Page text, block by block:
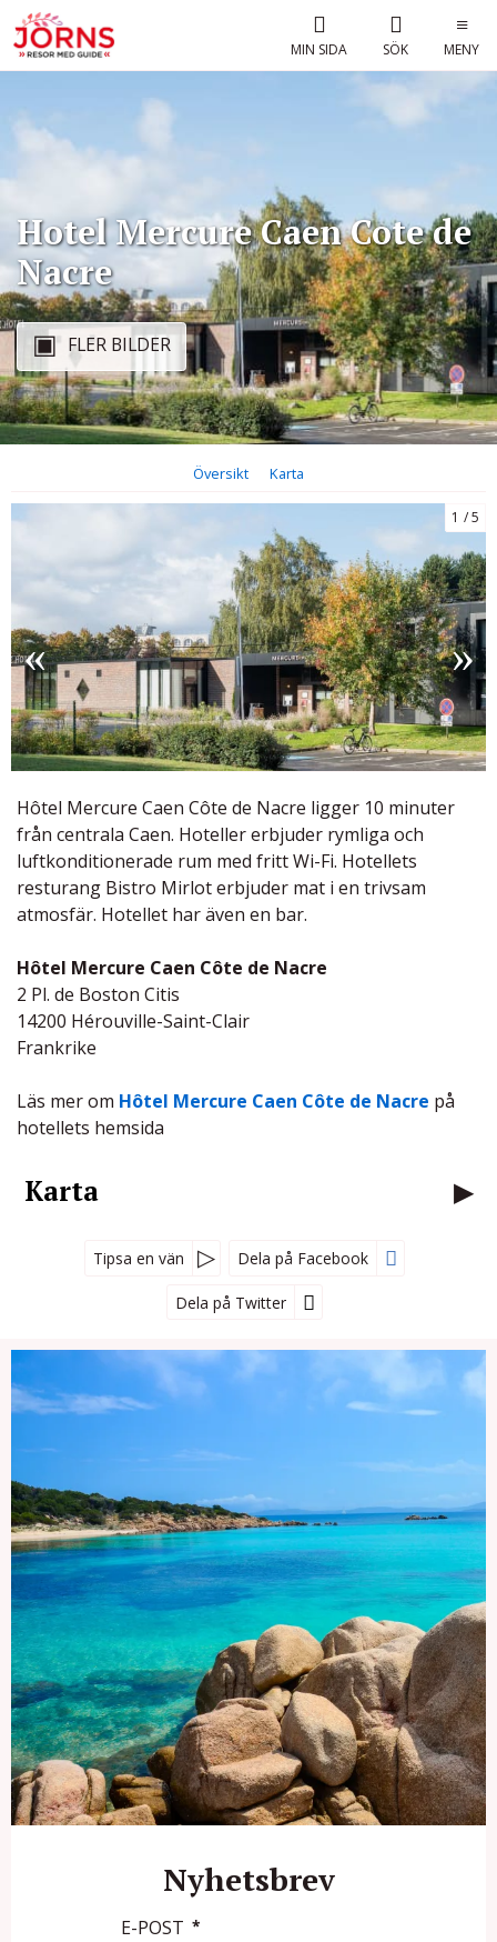
MIN SIDA SÖK MENY
Hotel Mercure Caen Cote de
Nacre
FLER BILDER
Översikt Karta
1 5
Hôtel Mercure Caen Côte de Nacre ligger 10 minuter
från centrala Caen. Hoteller erbjuder rymliga och
luftkonditionerade rum med fritt Wi-Fi. Hotellets
resturang Bistro Mirlot erbjuder mat i en trivsam
atmosfär. Hotellet har även en bar.
Hôtel Mercure Caen Côte de Nacre
2 Pl. de Boston Citis
14200 Hérouville-Saint-Clair
Frankrike
Läs mer om Hôtel Mercure Caen Côte de Nacre på
hotellets hemsida
Karta
Tipsa en vän Dela på Facebook
Dela på Twitter
Nyhetsbrev
E-POST *